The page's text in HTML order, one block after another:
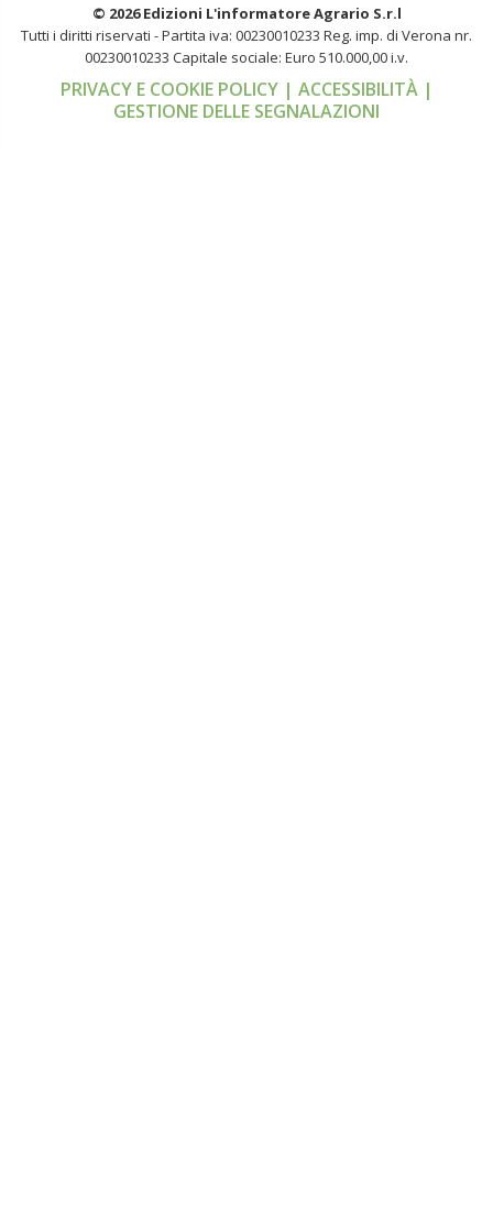
© 2026 Edizioni L'informatore Agrario S.r.l
Tutti i diritti riservati -Partita iva: 00230010233 Reg. imp. di Verona nr.
00230010233 Capitale sociale: Euro 510.000,00 i.v.
PRIVACY E COOKIE POLICY | ACCESSIBILITÀ |
GESTIONE DELLE SEGNALAZIONI